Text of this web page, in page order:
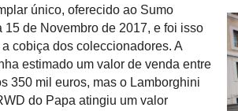
único, oferecido ao Sumo
15 de Novembro de 2017, e foi isso
cobiça dos coleccionadores. A
estimado um valor de venda entre
350 mil euros, mas o Lamborghini
do Papa atingiu um valor